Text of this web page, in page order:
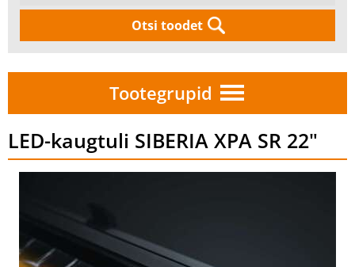
Otsi toodet
Tootegrupid
LED-kaugtuli SIBERIA XPA SR 22"